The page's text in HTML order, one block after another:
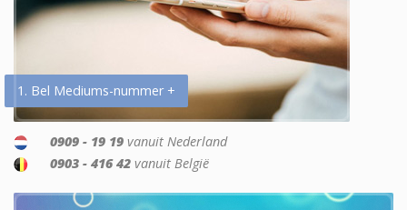
1. Bel Mediums-nummer +
0909 - 19 19 vanuit Nederland
0903 - 416 42 vanuit België